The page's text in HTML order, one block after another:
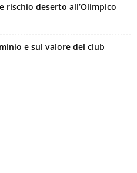
rischio deserto all’Olimpico
e sul valore del club